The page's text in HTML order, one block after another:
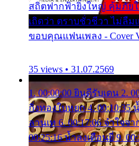
สถิตฟากฟ้ายิ่งใหญ่ คุ้มภัยใ
เถิดว่า ตราบชั่วชีวา ไม่ลืม
ขอบคุณแฟนเพลง - Cover
35 views • 31.07.2569
1. 00:00:00 ยินดีรับเดน 2.
กิ่งทองใบหยก 4. 00:10:35
ลานเท 6. 00:17:06 จำใจจ
00:25:16 น้ำลงเดือนยี่ 9.